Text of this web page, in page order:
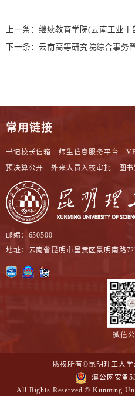
上一条： 继续教育学院(云南工业干
下一条： 云南高等研究院综合事务
常用链接
书记校长信箱 师生信息服务平台
预决算公开
外来人员入校审批 图
邮编：650500
地址：云南省昆明市呈贡区景明南路
微信
版权所有©昆明理工大学
滇公网安备
All Rights Reserved © Kunming